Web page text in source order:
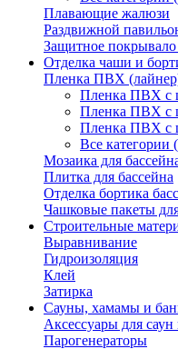
Плавающие жалюзи
Раздвижной
Защитное покрывало
Отделка чаши и
Пленка ПВХ
Пленка ПВХ с
Пленка ПВХ с
Пленка ПВХ с
Все категории
Мозаика для
Плитка для бассейна
Отделка бортика
Чашковые пакеты
Строительные
Выравнивание
Гидроизоляция
Клей
Затирка
Сауны, хамамы и
Аксессуары для саун
Парогенераторы